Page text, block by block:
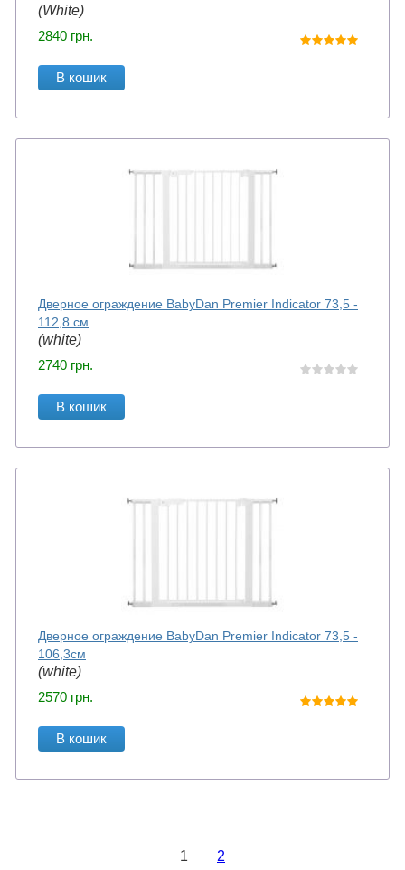
(White)
2840 грн.
В кошик
Дверное ограждение BabyDan Premier Indicator 73,5 -
112,8 см
(white)
2740 грн.
В кошик
Дверное ограждение BabyDan Premier Indicator 73,5 -
106,3см
(white)
2570 грн.
В кошик
1 2